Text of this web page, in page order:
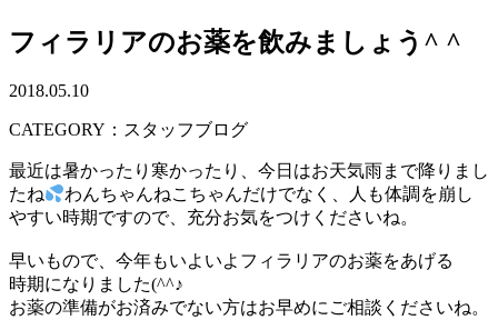
フィラリアのお薬を飲みましょう^ ^
2018.05.10
CATEGORY：スタッフブログ
最近は暑かったり寒かったり、今日はお天気雨まで降りまし
たね
わんちゃんねこちゃんだけでなく、人も体調を崩し
やすい時期ですので、充分お気をつけくださいね。
早いもので、今年もいよいよフィラリアのお薬をあげる
時期になりました(^^♪
お薬の準備がお済みでない方はお早めにご相談くださいね。